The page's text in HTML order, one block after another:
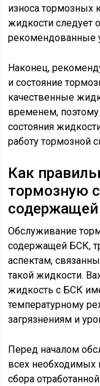
износа тормозных
жидкости следует
рекомендованные
Наконец,
и состояние
качественные
временем,
состояния
работу тормозной
Как
тормозную
Обслуживание
содержащей БСК,
аспектам,
такой жидкости.
жидкость с БСК
температурному
загрязнениям и
Перед началом
всех необходимых
сбора